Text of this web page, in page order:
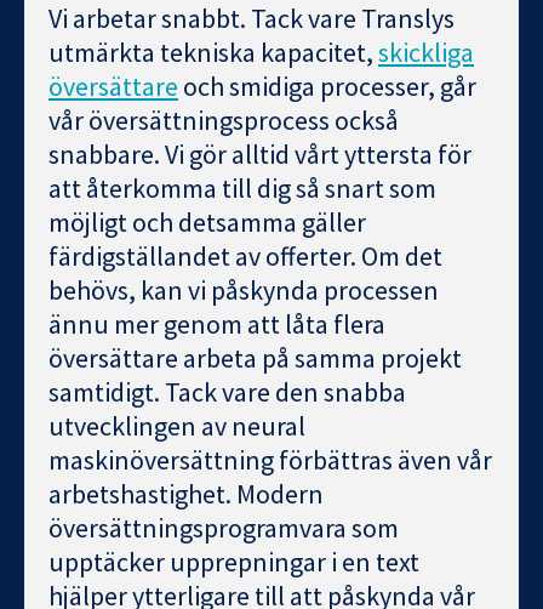
Vi arbetar snabbt. Tack vare Translys
utmärkta tekniska kapacitet,skickliga
översättare och smidiga processer, går
vår översättningsprocess också
snabbare. Vi gör alltid vårt yttersta för
att återkomma till dig så snart som
möjligt och detsamma gäller
färdigställandet av offerter. Om det
behövs, kan vi påskynda processen
ännu mer genom att låta flera
översättare arbeta på samma projekt
samtidigt. Tack vare den snabba
utvecklingen av neural
maskinöversättning förbättras även vår
arbetshastighet. Modern
översättningsprogramvara som
upptäcker upprepningar i en text
hjälper ytterligare till att påskynda vår